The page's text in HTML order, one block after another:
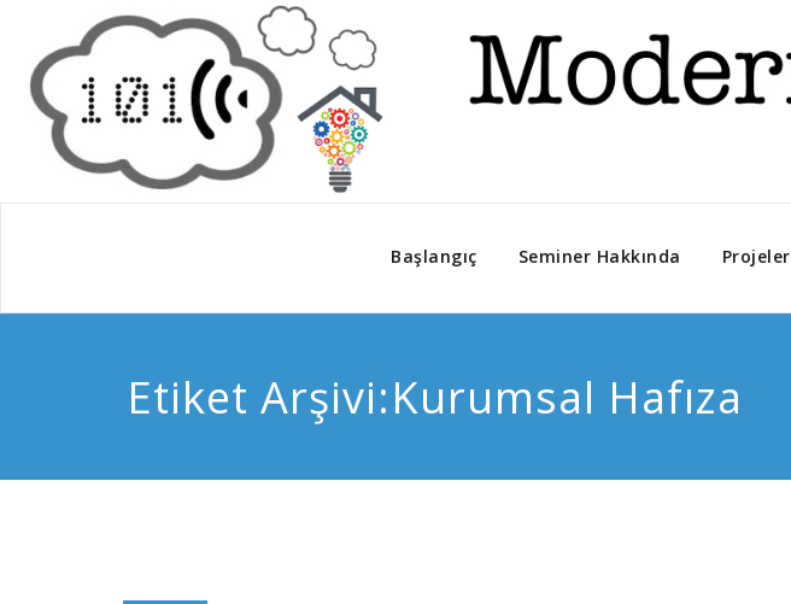
Başlangıç Seminer Hakkında Projeler
Etiket Arşivi:Kurumsal Hafıza